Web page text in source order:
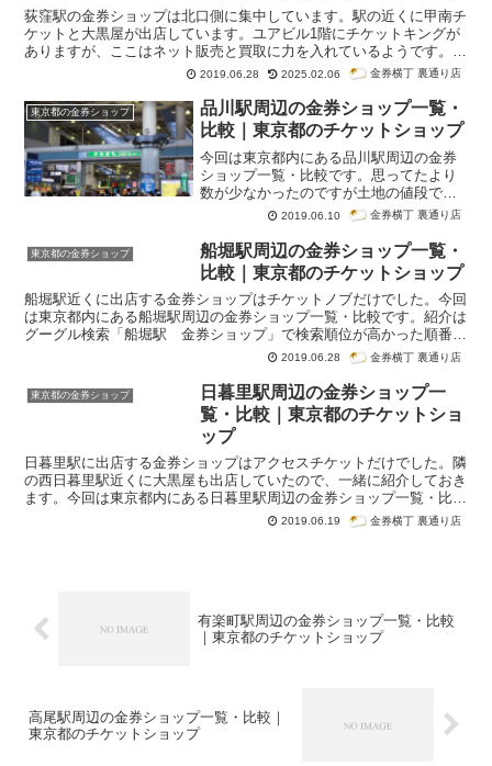
荻窪駅の金券ショップは北口側に集中しています。駅の近くに甲南チ
ケットと大黒屋が出店しています。ユアビル1階にチケットキングが
ありますが、ここはネット販売と買取に力を入れているようです。荻
窪駅の南口側には上州屋質店が出店しています。ここは質屋なので買
取受付がメインになりますが、販売も行っているようなので、掘り出
し物が見つかるかもしれません。また、隣の阿佐ヶ谷駅にK-NET（ケ
イネット）が出店していたので、ここで一緒に紹介しておきます。今
回は東京都内にある荻窪駅周辺の金券ショップ一覧・比較です。紹介
はグーグル検索「荻窪駅 金券ショップ」で検索順位が高かった順番
になっています。
2019.06.28 2025.02.06 金券横丁 裏通り店
東京都の金券ショップ
品川駅周辺の金券ショップ一覧・
比較｜東京都のチケットショップ
今回は東京都内にある品川駅周辺の金券
ショップ一覧・比較です。思ってたより
数が少なかったのですが土地の値段でし
ょうか。紹介はグーグル検索「品川駅
番になっています。首都圏の方ではかな
り有名なＪ・マーケットですが、品川駅
にも店舗を構えています。品川駅は金券
ショップは2店舗しかなく、どちらも高輪
口（西口）側になります。お店はほぼ駅
の目の前です。
2019.06.10 金券横丁 裏通り店
東京都の金券ショップ
船堀駅周辺の金券ショップ一覧・
比較｜東京都のチケットショップ
船堀駅近くに出店する金券ショップはチケットノブだけでした。今回
は東京都内にある船堀駅周辺の金券ショップ一覧・比較です。紹介は
グーグル検索「船堀駅 金券ショップ」で検索順位が高かった順番に
2019.06.28 金券横丁 裏通り店
東京都の金券ショップ
日暮里駅周辺の金券ショップ一
覧・比較｜東京都のチケットショ
ップ
日暮里駅に出店する金券ショップはアクセスチケットだけでした。隣
の西日暮里駅近くに大黒屋も出店していたので、一緒に紹介しておき
ます。今回は東京都内にある日暮里駅周辺の金券ショップ一覧・比較
です。紹介はグーグル検索「日暮里駅 金券ショップ」で検索順位が
2019.06.19 金券横丁 裏通り店
有楽町駅周辺の金券ショップ一覧・比較
｜東京都のチケットショップ
高尾駅周辺の金券ショップ一覧・比較｜
東京都のチケットショップ